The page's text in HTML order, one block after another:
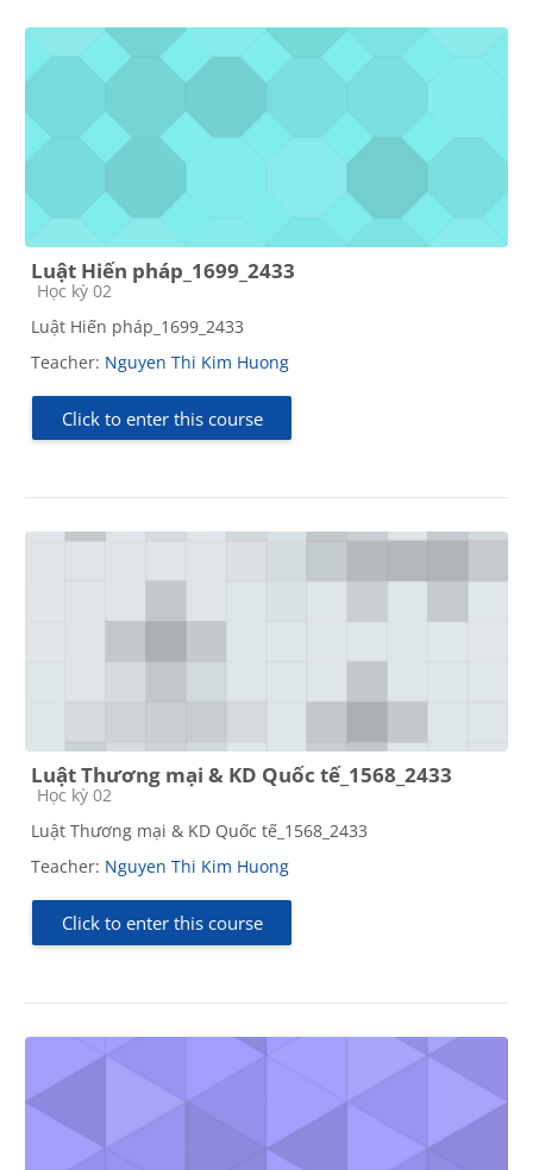
Luật Hiến pháp_1699_2433
Course category
Học kỳ 02
Luật Hiến pháp_1699_2433
Teacher: Nguyen Thi Kim Huong
Click to enter this course
Luật Thương mại & KD Quốc tế_1568_2433
Course category
Học kỳ 02
Luật Thương mại & KD Quốc tế_1568_2433
Teacher: Nguyen Thi Kim Huong
Click to enter this course